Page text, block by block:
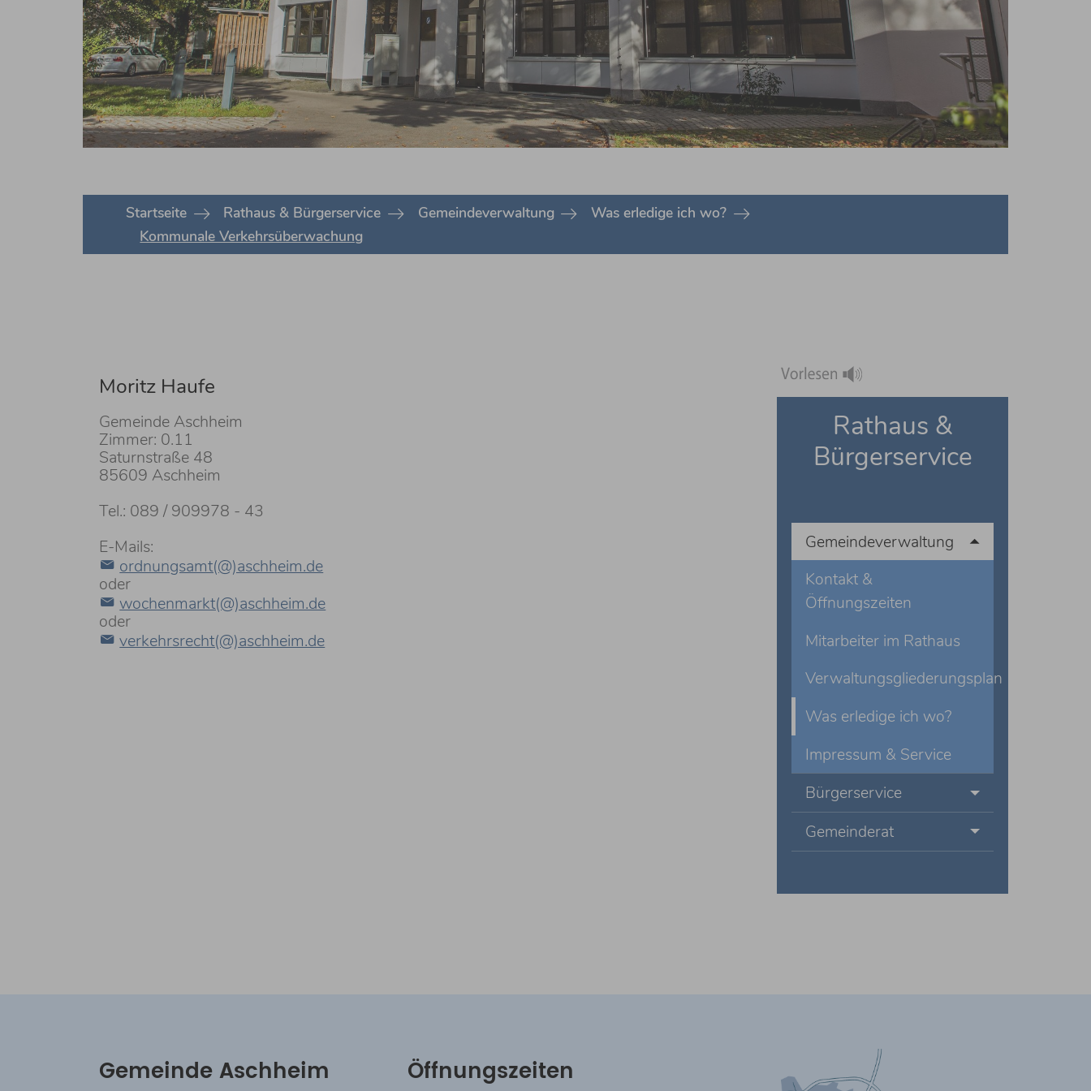
You are here:
Startseite Rathaus & Bürgerservice Gemeindeverwaltung
Was erledige ich wo?
Kommunale Verkehrsüberwachung
Moritz Haufe
Gemeinde Aschheim
Zimmer: 0.11
Saturnstraße 48
85609 Aschheim
Tel.: 089 / 909978 - 43
E-Mails:
ordnungsamt(@)aschheim.de
oder
wochenmarkt(@)aschheim.de
oder
verkehrsrecht(@)aschheim.de
Rathaus &
Bürgerservice
Gemeindeverwaltung
Kontakt &
Öffnungszeiten
Mitarbeiter im Rathaus
Verwaltungsgliederungsplan
Was erledige ich wo?
Impressum & Service
Bürgerservice
Gemeinderat
Gemeinde Aschheim Öffnungszeiten